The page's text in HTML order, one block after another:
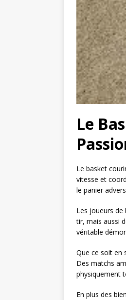
Le
Le basket
vitesse et
le panier
Les joueurs de
tir, mais aussi
véritable
Que ce soit en
Des matchs
physiquement
En plus des